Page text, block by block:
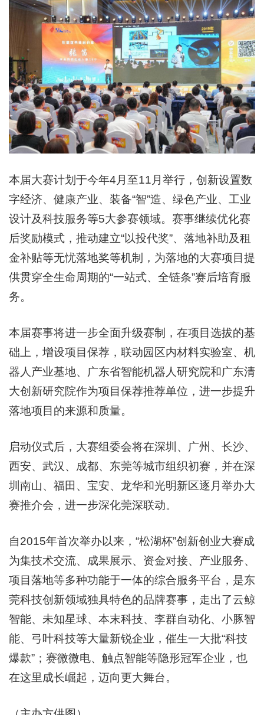
本届大赛计划于今年4月至11月举行，创新设置数
字经济、健康产业、装备“智”造、绿色产业、工业
设计及科技服务等5大参赛领域。赛事继续优化赛
后奖励模式，推动建立“以投代奖”、落地补助及租
金补贴等无忧落地奖等机制，为落地的大赛项目提
供贯穿全生命周期的“一站式、全链条”赛后培育服
务。
本届赛事将进一步全面升级赛制，在项目选拔的基
础上，增设项目保荐，联动园区内材料实验室、机
器人产业基地、广东省智能机器人研究院和广东清
大创新研究院作为项目保荐推荐单位，进一步提升
落地项目的来源和质量。
启动仪式后，大赛组委会将在深圳、广州、长沙、
西安、武汉、成都、东莞等城市组织初赛，并在深
圳南山、福田、宝安、龙华和光明新区逐月举办大
赛推介会，进一步深化莞深联动。
自2015年首次举办以来，“松湖杯”创新创业大赛成
为集技术交流、成果展示、资金对接、产业服务、
项目落地等多种功能于一体的综合服务平台，是东
莞科技创新领域独具特色的品牌赛事，走出了云鲸
智能、未知星球、本末科技、李群自动化、小豚智
能、弓叶科技等大量新锐企业，催生一大批“科技
爆款”；赛微微电、触点智能等隐形冠军企业，也
在这里成长崛起，迈向更大舞台。